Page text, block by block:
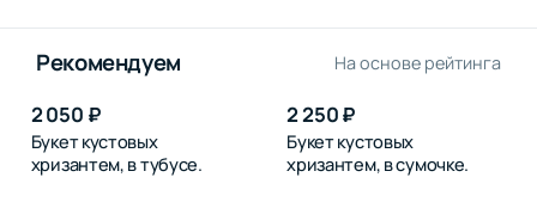
Рекомендуем На основе рейтинга
2 050 ₽
Букет кустовых
хризантем, в тубусе.
2 250 ₽
Букет кустовых
хризантем, в сумочке.